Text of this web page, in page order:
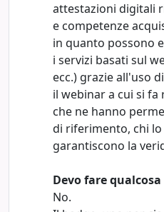
attestazioni digitali
e competenze
in quanto possono
i servizi basati sul
ecc.) grazie all'uso
il webinar a cui si
che ne hanno
di riferimento, chi lo
garantiscono la
Devo fare
No.